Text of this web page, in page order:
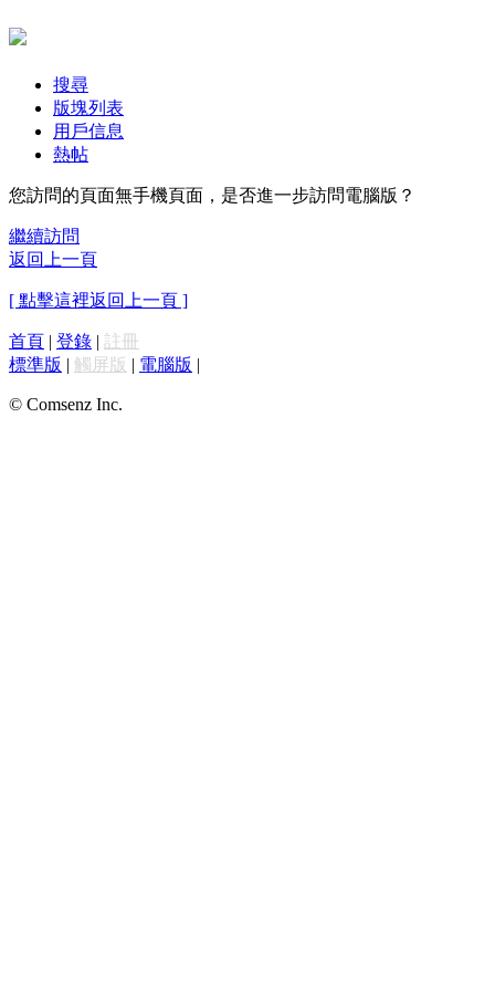
搜尋
版塊列表
用戶信息
熱帖
您訪問的頁面無手機頁面，是否進一步訪問電腦版？
繼續訪問
返回上一頁
[ 點擊這裡返回上一頁 ]
首頁 | 登錄 | 註冊
標準版 | 觸屏版 | 電腦版 |
© Comsenz Inc.